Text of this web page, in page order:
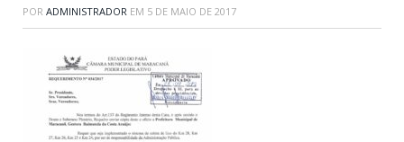
POR ADMINISTRADOR EM 5 DE MAIO DE 2017